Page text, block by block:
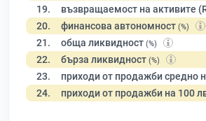
19. възвращаемост на активите
20. финансова автономност (%)
21. обща ликвидност (%)
22. бърза ликвидност (%)
23. приходи от продажби средно
24. приходи от продажби на 100